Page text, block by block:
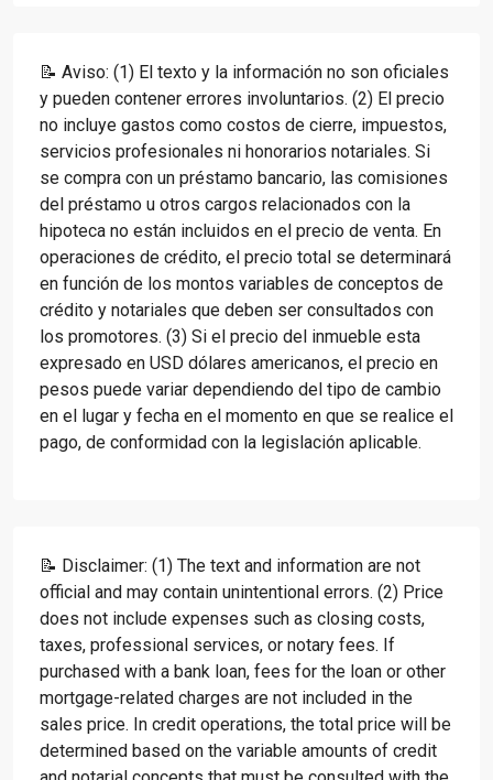
📝 Aviso: (1) El texto y la información no son oficiales
y pueden contener errores involuntarios. (2) El precio
no incluye gastos como costos de cierre, impuestos,
servicios profesionales ni honorarios notariales. Si
se compra con un préstamo bancario, las comisiones
del préstamo u otros cargos relacionados con la
hipoteca no están incluidos en el precio de venta. En
operaciones de crédito, el precio total se determinará
en función de los montos variables de conceptos de
crédito y notariales que deben ser consultados con
los promotores. (3) Si el precio del inmueble esta
expresado en USD dólares americanos, el precio en
pesos puede variar dependiendo del tipo de cambio
en el lugar y fecha en el momento en que se realice el
pago, de conformidad con la legislación aplicable.
📝 Disclaimer: (1) The text and information are not
official and may contain unintentional errors. (2) Price
does not include expenses such as closing costs,
taxes, professional services, or notary fees. If
purchased with a bank loan, fees for the loan or other
mortgage-related charges are not included in the
sales price. In credit operations, the total price will be
determined based on the variable amounts of credit